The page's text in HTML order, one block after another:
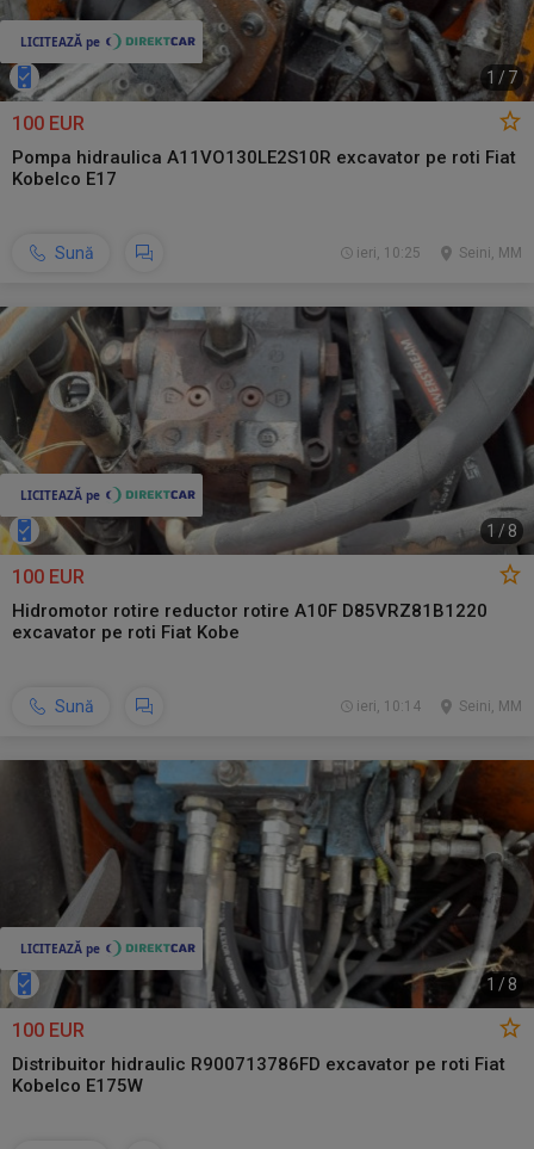
1 / 7
100 EUR
Pompa hidraulica A11VO130LE2S10R excavator pe roti Fiat
Kobelco E17
Sună Seini, MM
ieri, 10:25
1 /8
100 EUR
Hidromotor rotire reductor rotire A10F D85VRZ81B1220
excavator pe roti Fiat Kobe
Sună Seini, MM
ieri, 10:14
1 / 8
100 EUR
Distribuitor hidraulic R900713786FD excavator pe roti Fiat
Kobelco E175W